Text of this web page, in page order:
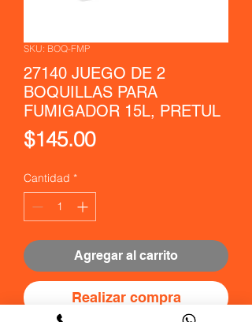
SKU: BOQ-FMP
27140 JUEGO DE 2
BOQUILLAS PARA
FUMIGADOR 15L, PRETUL
$145.00Precio
Cantidad *
Agregar al carrito
Realizar compra